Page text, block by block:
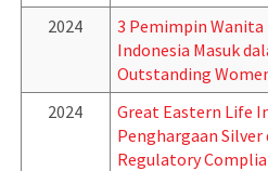
2024
3 Pemimpin
Indonesia Masuk
Outstanding
2024
Great Eastern Life
Penghargaan
Regulatory